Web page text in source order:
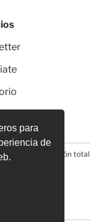
para
de
la reproducción total
electrónico*